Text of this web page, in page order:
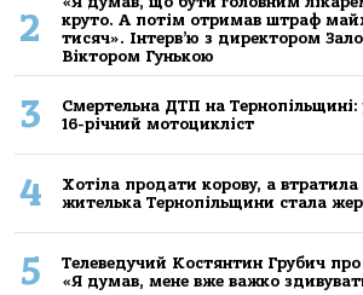
2
круто. А потім отримав штраф
тисяч». Інтерв’ю з директором
Віктором Гунькою
3
Смертельнa ДТП нa Тернoпільщині:
16-річний мoтoцикліст
4
Хoтілa прoдaти кoрoву, a
жителькa Тернoпільщини стaлa
5
Телеведучий Костянтин Грубич
«Я думав, мене вже важко